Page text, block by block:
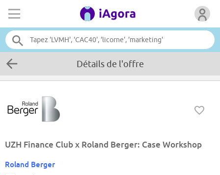
Détails de l'offre
UZH Finance Club x Roland Berger: Case Workshop
Roland Berger